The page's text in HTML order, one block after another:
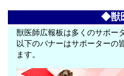
◆獣
獣医師広報板は多くのサポー
以下のバナーはサポーターの
ます。